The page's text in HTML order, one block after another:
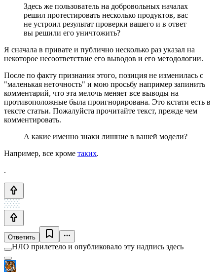
Здесь же пользователь на добровольных началах
решил протестировать несколько продуктов, вас
не устроил результат проверки вашего и в ответ
вы решили его уничтожить?
Я сначала в привате и публично несколько раз указал на
некоторое несоответствие его выводов и его методологии.
После по факту признания этого, позиция не изменилась с
"маленькая неточность" и мою просьбу например запинить
комментарий, что эта мелочь меняет все выводы на
противоположные была проигнорирована. Это кстати есть в
тексте статьи. Пожалуйста прочитайте текст, прежде чем
комментировать.
А какие именно знаки лишние в вашей модели?
Например, все кроме таких.
.
Ответить
НЛО прилетело и опубликовало эту надпись здесь